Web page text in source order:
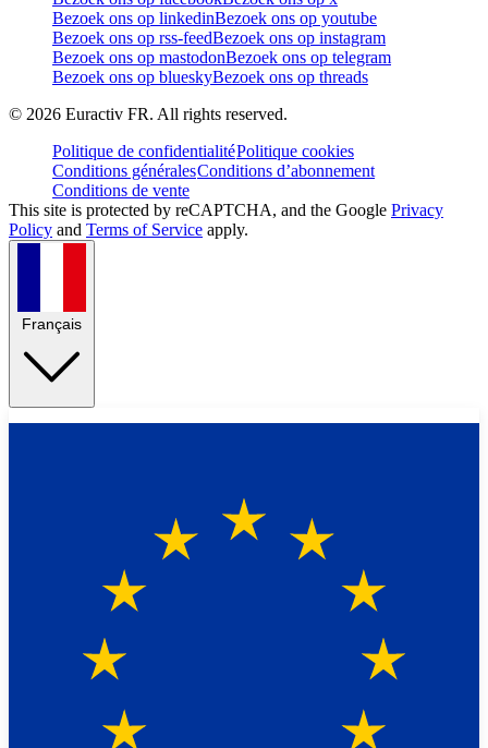
Bezoek ons op linkedinBezoek ons op youtube
Bezoek ons op rss-feedBezoek ons op instagram
Bezoek ons op mastodonBezoek ons op telegram
Bezoek ons op blueskyBezoek ons op threads
© 2026 Euractiv FR. All rights reserved.
Politique de confidentialitéPolitique cookies
Conditions généralesConditions d’abonnement
Conditions de vente
This site is protected by reCAPTCHA, and the Google Privacy
Policy and Terms of Service apply.
Français